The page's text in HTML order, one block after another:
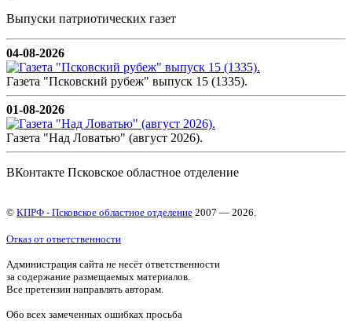
Выпуски патриотических газет
04-08-2026
Газета "Псковский рубеж" выпуск 15 (1335).
01-08-2026
Газета "Над Ловатью" (август 2026).
ВКонтакте Псковское областное отделение
© КПРФ - Псковское областное отделение 2007 — 2026.
Отказ от ответственности
Администрация сайта не несёт ответственности
за содержание размещаемых материалов.
Все претензии направлять авторам.
Обо всех замеченных ошибках просьба